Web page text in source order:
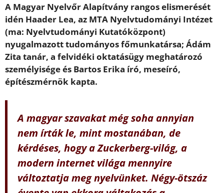
A Magyar Nyelvőr Alapítvány rangos elismerését
idén Haader Lea, az MTA Nyelvtudományi Intézet
(ma: Nyelvtudományi Kutatóközpont)
nyugalmazott tudományos főmunkatársa; Ádám
Zita tanár, a felvidéki oktatásügy meghatározó
személyisége és Bartos Erika író, meseíró,
építészmérnök kapta.
A magyar szavakat még soha annyian
nem írták le, mint mostanában, de
kérdéses, hogy a Zuckerberg-világ, a
modern internet világa mennyire
változtatja meg nyelvünket. Négy-ötszáz